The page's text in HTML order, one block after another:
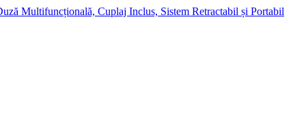
Multifuncțională, Cuplaj Inclus, Sistem Retractabil și Portabil